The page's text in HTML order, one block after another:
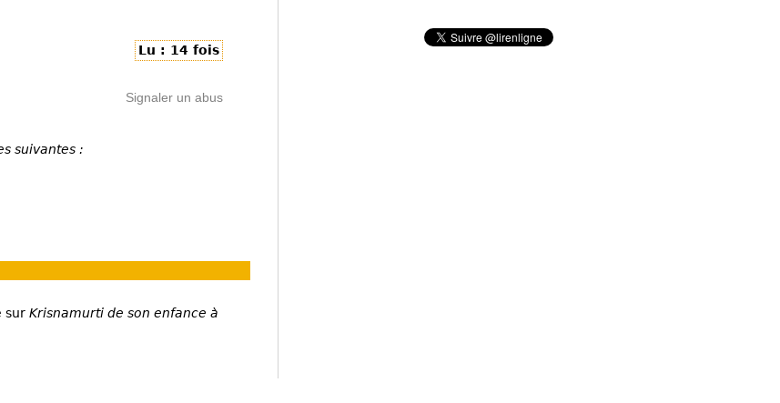
Lu : 14 fois
Signaler un abus
suivantes :
sur Krisnamurti de son enfance à